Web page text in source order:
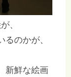
、
のかが、
新鮮な絵画